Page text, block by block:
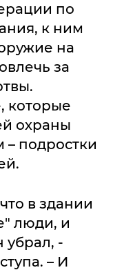
по
к ним
на
за
которые
охраны
– подростки
в здании
люди, и
убрал, -
– И